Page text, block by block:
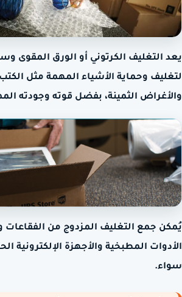
يعد التغليف الكرتوني أو الورق المقوى
لتغليف وحماية الأشياء المهمة مثل
والأغراض الثمينة، بفضل قوته وجودته
يُمكن جمع التغليف المزدوج من الفقاعات
الأدوات المطبخية والأجهزة الإلكترونية
سواء.